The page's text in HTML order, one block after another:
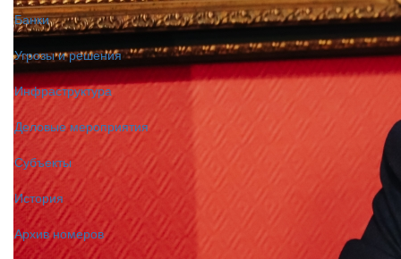
Банки
Угрозы и решения
Инфраструктура
Деловые мероприятия
Субъекты
История
Архив номеров